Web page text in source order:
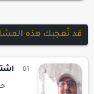
قد تُعجبك هذه